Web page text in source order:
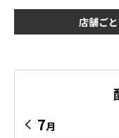
店舗ご
7月